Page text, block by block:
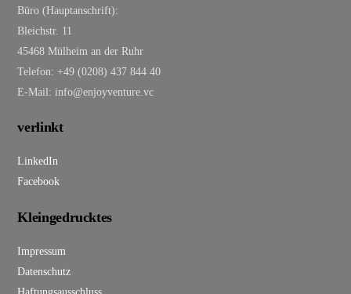
Büro (Hauptanschrift):
Bleichstr. 11
45468 Mülheim an der Ruhr
Telefon: +49 (0208) 437 844 40
E-Mail: info@enjoyventure.vc
verlinkt
LinkedIn
Facebook
Kleingedrucktes
Impressum
Datenschutz